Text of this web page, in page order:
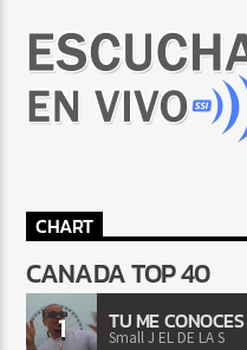
CHART
CANADA TOP 40
1 TU ME CONOCES
Small J EL DE LA S